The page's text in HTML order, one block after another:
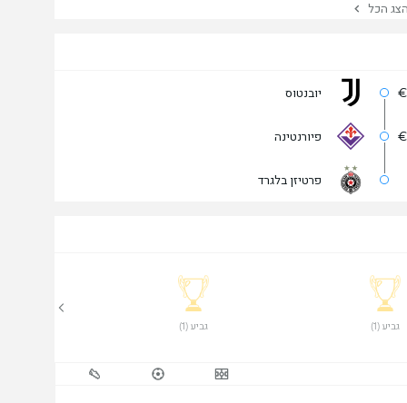
הכל
יובנטוס
פיורנטינה
פרטיזן בלגרד
גביע (1) גביע (1)